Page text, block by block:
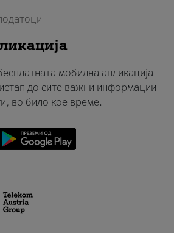
мобилна апликација
до сите важни информации
во било кое време.